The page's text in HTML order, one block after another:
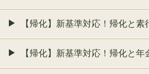
【帰化】新基準対応！帰化と素
【帰化】新基準対応！帰化と年